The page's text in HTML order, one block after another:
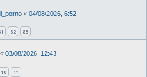
« 04/08/2026, 6:52
82 83
« 03/08/2026, 12:43
10 11